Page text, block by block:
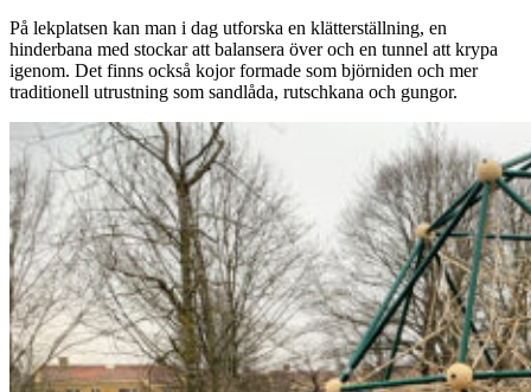
På lekplatsen kan man i dag utforska en klätterställning, en
hinderbana med stockar att balansera över och en tunnel att krypa
igenom. Det finns också kojor formade som björniden och mer
traditionell utrustning som sandlåda, rutschkana och gungor.